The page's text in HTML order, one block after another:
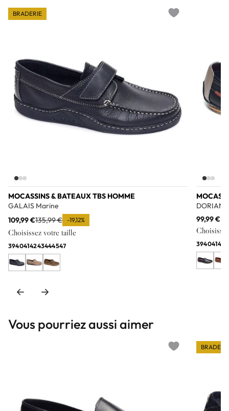
MOCASSINS & BATEAUX TBS HOMME
GALAIS Marine
109,99 €135,99 € -19,12%
Choisissez votre taille
3940414243444547
BRADERIE
DORIAN
99,99 €
39404142
Vous pourriez aussi aimer